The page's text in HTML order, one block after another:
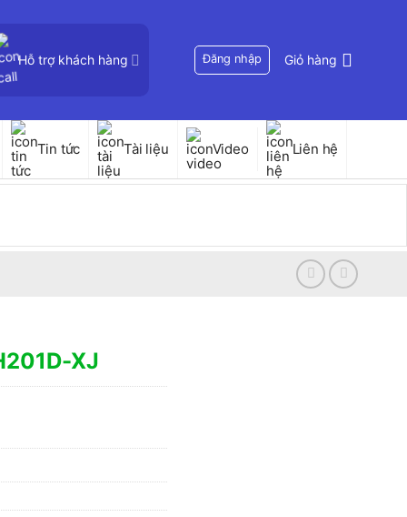
Hỗ trợ khách hàng Đăng nhập Giỏ hàng
Tin tức Tài liệu Video Liên hệ
XJ